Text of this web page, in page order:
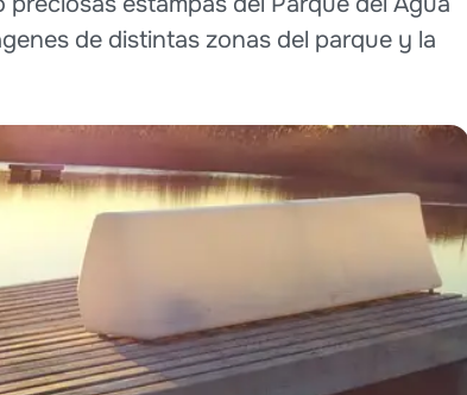
de distintas zonas del parque y la